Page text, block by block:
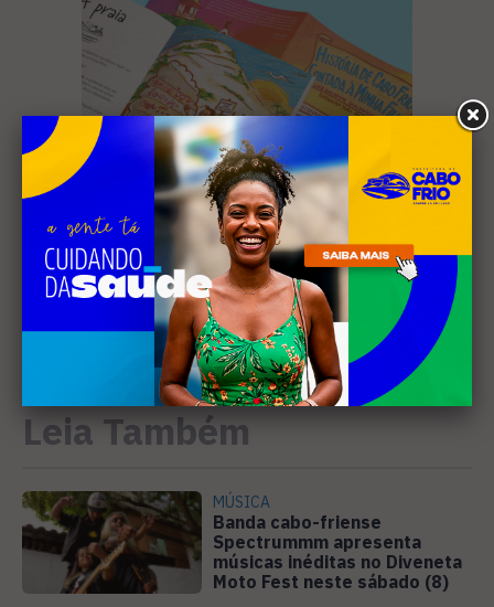
Leia Também
MÚSICA
Banda cabo-friense
Spectrummm apresenta
músicas inéditas no Diveneta
Moto Fest neste sábado (8)